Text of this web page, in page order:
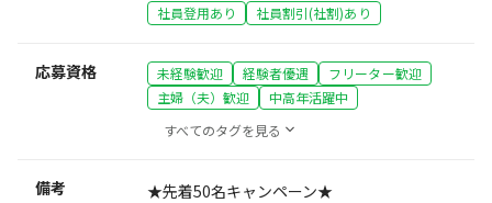
社員登用あり 社員割引(社割)あり
応募資格 未経験歓迎 経験者優遇
フリーター歓迎
主婦（夫）歓迎
中高年活躍中
すべてのタグを見る
備考
★先着50名キャンペーン★